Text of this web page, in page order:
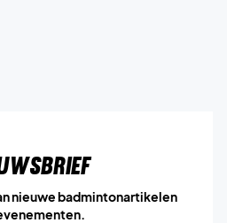
nieuwe badmintonartikelen